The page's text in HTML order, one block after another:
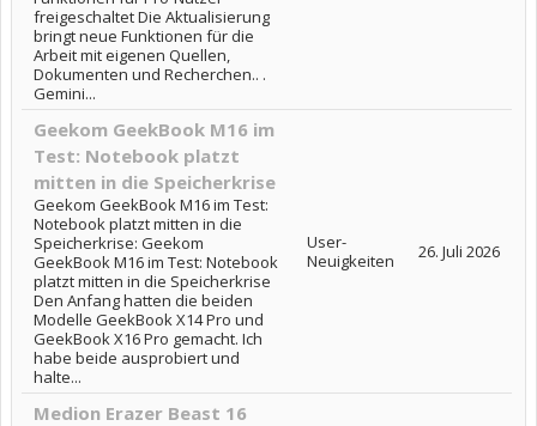
freigeschaltet Die Aktualisierung
bringt neue Funktionen für die
Arbeit mit eigenen Quellen,
Dokumenten und Recherchen.. .
Gemini...
Geekom GeekBook M16 im
Test: Notebook platzt
mitten in die Speicherkrise
Geekom GeekBook M16 im Test:
Notebook platzt mitten in die
Speicherkrise: Geekom
GeekBook M16 im Test: Notebook
platzt mitten in die Speicherkrise
Den Anfang hatten die beiden
Modelle GeekBook X14 Pro und
GeekBook X16 Pro gemacht. Ich
habe beide ausprobiert und
halte...
User-
Neuigkeiten
26. Juli 2026
Medion Erazer Beast 16